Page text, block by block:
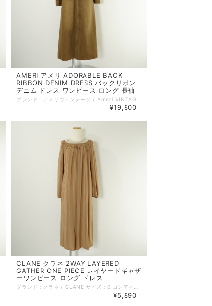
AMERI アメリ ADORABLE BACK
RIBBON DENIM DRESS バックリボン
デニム ドレス ワンピース ロング 長袖
¥19,800
CLANE クラネ 2WAY LAYERED
GATHER ONE PIECE レイヤードギャザ
ーワンピース ロング ドレス
¥5,890